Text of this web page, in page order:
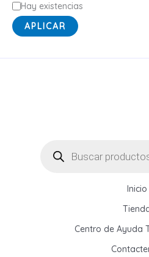
E
s
a
Hay existencias
APLICAR
productos
Inicio
Centro de Ayuda